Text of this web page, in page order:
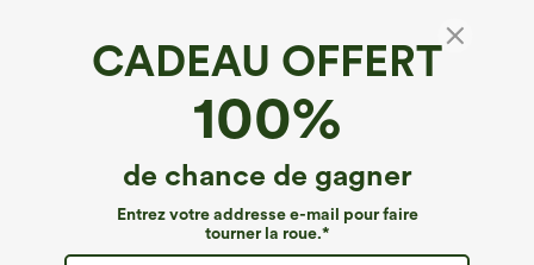
CADEAU OFFERT
100%
de chance de gagner
Entrez votre addresse e-mail pour faire
tourner la roue.*
Peluche SoftlyZero™*
SoftlyZero™ short cycliste de yoga en tissu
pelucheux, taille haute, dos torsadé, 5'' avec
€26,95 EUR